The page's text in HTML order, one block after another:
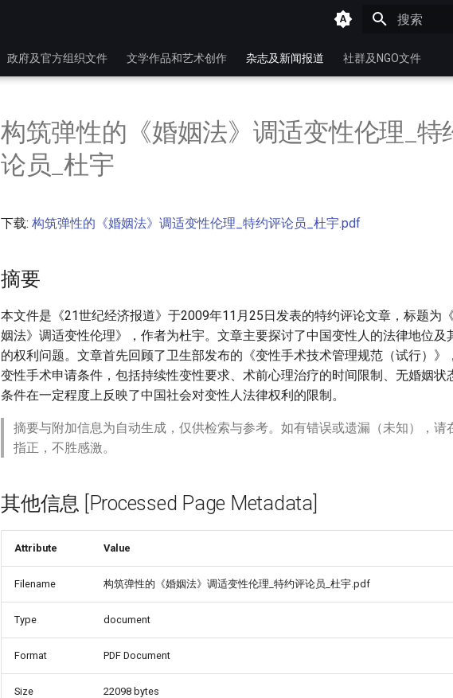
政府及官方组织文件 文学作品和艺术创作 杂志及新闻报道 社群及NGO文件
构筑弹性的《婚姻法》调适变性伦理_特
论员_杜宇
下载: 构筑弹性的《婚姻法》调适变性伦理_特约评论员_杜宇.pdf
摘要
本文件是《21世纪经济报道》于2009年11月25日发表的特约评论文章，标题为
姻法》调适变性伦理》，作者为杜宇。文章主要探讨了中国变性人的法律地位及
的权利问题。文章首先回顾了卫生部发布的《变性手术技术管理规范（试行）》
变性手术申请条件，包括持续性变性要求、术前心理治疗的时间限制、无婚姻状
条件在一定程度上反映了中国社会对变性人法律权利的限制。
摘要与附加信息为自动生成，仅供检索与参考。如有错误或遗漏（未知），请
指正，不胜感激。
其他信息 [Processed Page Metadata]
Attribute Value
Filename 构筑弹性的《婚姻法》调适变性伦理_特约评论员_杜宇.pdf
Type document
Format PDF Document
Size 22098 bytes